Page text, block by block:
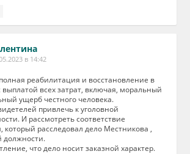
в 14:42
реабилитация и восстановление в
выплатой всех затрат, включая, моральный
ущерб честного человека.
привлечь к уголовной
И рассмотреть соответствие
который расследовал дело Местникова ,
должности.
что дело носит заказной характер.